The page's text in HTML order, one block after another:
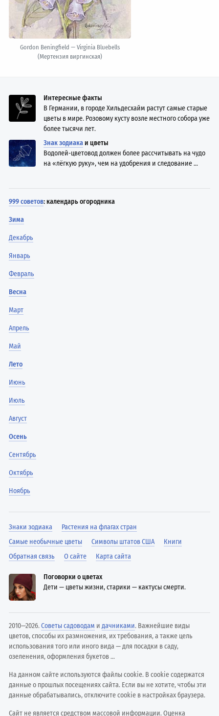
Gordon Beningfield — Virginia Bluebells
(Мертензия виргинская)
Интересные факты
В Германии, в городе Хильдесхайм растут самые старые
цветы в мире. Розовому кусту возле местного собора уже
более тысячи лет.
Знак зодиака и цветы
Водолей-цветовод должен более рассчитывать на чудо
на «лёгкую руку», чем на удобрения и следование ...
999 советов: календарь огородника
Зима
Декабрь
Январь
Февраль
Весна
Март
Апрель
Май
Лето
Июнь
Июль
Август
Осень
Сентябрь
Октябрь
Ноябрь
Знаки зодиака
Растения на флагах стран
Самые необычные цветы
Символы штатов США
Книги
Обратная связь
О сайте Карта сайта
Поговорки о цветах
Дети — цветы жизни, старики — кактусы смерти.
2010—2026.Советы садоводам идачниками. Важнейшие виды
цветов, способы их размножения, их требования, а также цель
использования того или иного вида — для посадки в саду,
озеленения, оформления букетов ...
На данном сайте используются файлы cookie. В cookie содержатся
данные о прошлых посещениях сайта. Если вы не хотите, чтобы эти
данные обрабатывались, отключите cookie в настройках браузера.
Сайт не является средством массовой информации. Оценка